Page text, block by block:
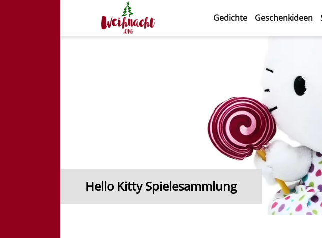
Gedichte Geschenkideen
Hello Kitty Spielesammlung